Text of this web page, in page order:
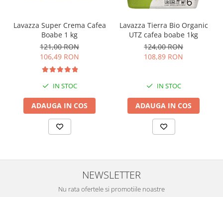
Lavazza Super Crema Cafea
Boabe 1 kg
121,00 RON
106,49 RON
IN STOC
ADAUGA IN COS
Lavazza Tierra Bio Organic
UTZ cafea boabe 1kg
124,00 RON
108,89 RON
IN STOC
ADAUGA IN COS
NEWSLETTER
Nu rata ofertele si promotiile noastre